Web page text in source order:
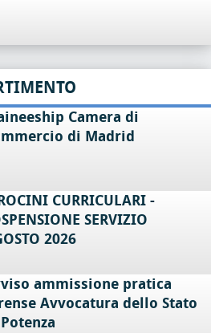
Camera di
di Madrid
CURRICULARI -
SERVIZIO
2026
ammissione pratica
Avvocatura dello Stato